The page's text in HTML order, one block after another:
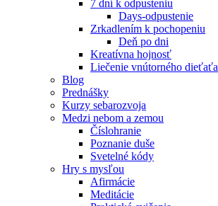
7 dní k odpusteniu
Days-odpustenie
Zrkadlením k pochopeniu
Deň po dni
Kreatívna hojnosť
Liečenie vnútorného dieťaťa
Blog
Prednášky
Kurzy sebarozvoja
Medzi nebom a zemou
Číslohranie
Poznanie duše
Svetelné kódy
Hry s mysľou
Afirmácie
Meditácie